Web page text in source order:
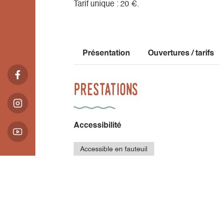
Tarif unique : 20 €.
Présentation Ouvertures / tarifs
Prestations
Accessibilité
Accessible en fauteuil